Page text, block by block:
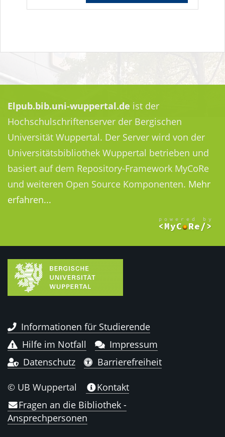
Elpub.bib.uni-wuppertal.de ist der
Hochschulschriftenserver der Bergischen
Universität Wuppertal. Der Server wird von der
Universitätsbibliothek Wuppertal betrieben und
basiert auf dem Repository-Framework MyCoRe
und weiteren Open Source Komponenten. Mehr
erfahren...
Informationen für Studierende
Hilfe im Notfall
Impressum
Datenschutz
Barrierefreiheit
© UB Wuppertal
Kontakt
Fragen an die Bibliothek -
Ansprechpersonen